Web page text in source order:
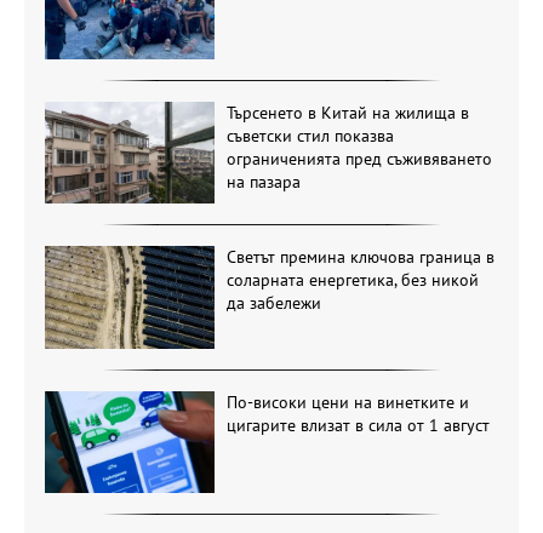
Търсенето в Китай на жилища в
съветски стил показва
ограниченията пред съживяването
на пазара
Светът премина ключова граница в
соларната енергетика, без никой
да забележи
По-високи цени на винетките и
цигарите влизат в сила от 1 август